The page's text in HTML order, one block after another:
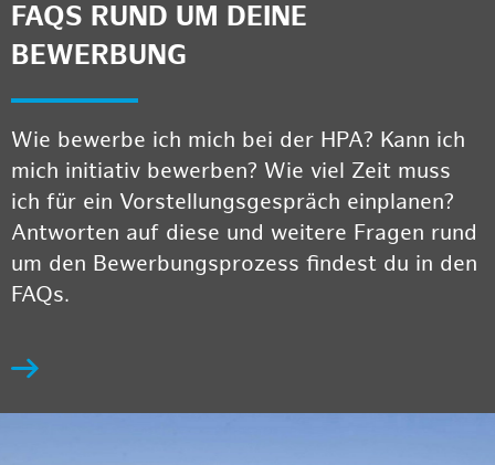
FAQS RUND UM DEINE
BEWERBUNG
Wie bewerbe ich mich bei der HPA? Kann ich
mich initiativ bewerben? Wie viel Zeit muss
ich für ein Vorstellungsgespräch einplanen?
Antworten auf diese und weitere Fragen rund
um den Bewerbungsprozess findest du in den
FAQs.